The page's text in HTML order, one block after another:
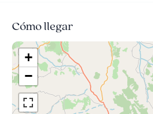
Cómo llegar
+
−